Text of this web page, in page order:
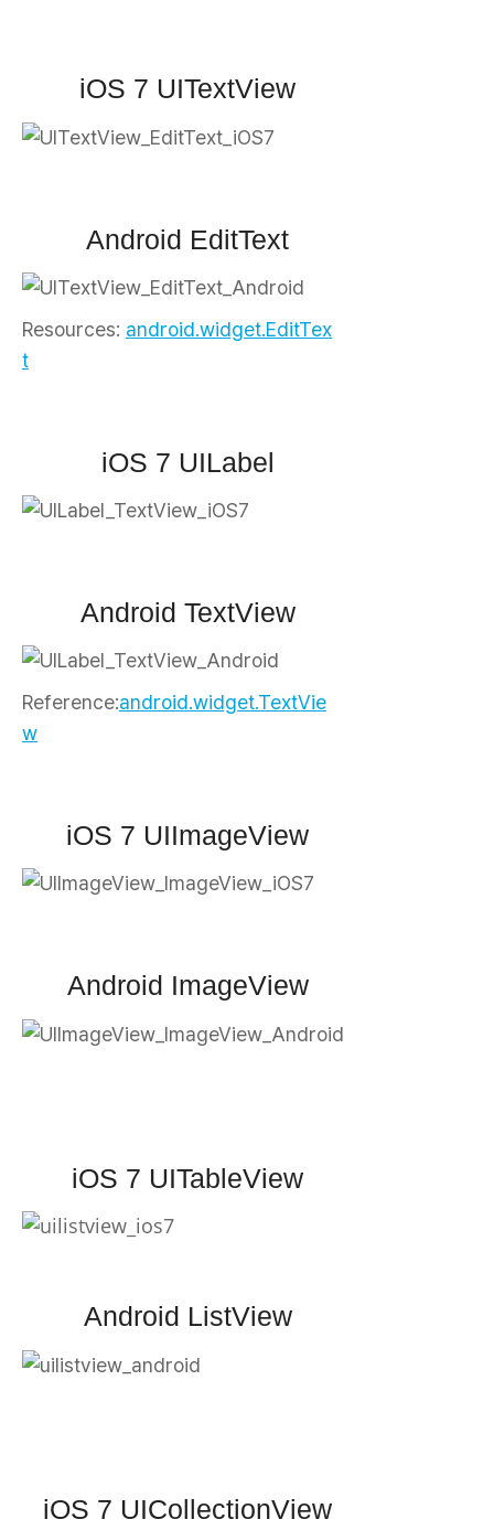
iOS 7 UITextView
Android EditText
Resources: android.widget.EditTex
t
iOS 7 UILabel
Android TextView
Reference:android.widget.TextVie
w
iOS 7 UIImageView
Android ImageView
iOS 7 UITableView
Android ListView
iOS 7 UICollectionView